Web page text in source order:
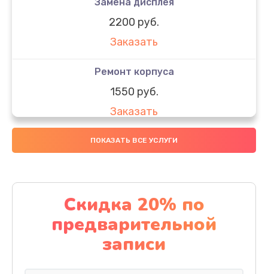
2200 руб.
Заказать
Ремонт корпуса
1550 руб.
Заказать
Настройка
Заказать
Ремонт кнопки
1200 руб.
Заказать
ПОКАЗАТЬ ВСЕ УСЛУГИ
Скидка 20% по
предварительной
записи